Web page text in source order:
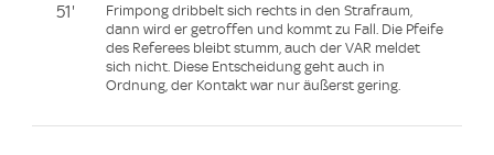
51'
Frimpong dribbelt sich rechts in den Strafraum,
dann wird er getroffen und kommt zu Fall. Die Pfeife
des Referees bleibt stumm, auch der VAR meldet
sich nicht. Diese Entscheidung geht auch in
Ordnung, der Kontakt war nur äußerst gering.